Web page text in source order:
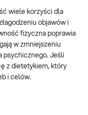
wiele korzyści dla
objawów i
fizyczna poprawia
w zmniejszeniu
psychicznego. Jeśli
z dietetykiem, który
i celów.